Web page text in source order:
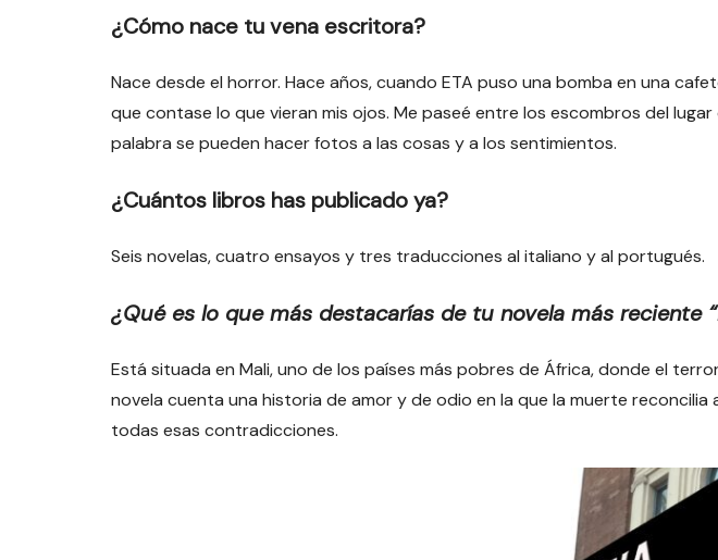
¿Cómo nace tu vena escritora?
Nace desde el horror. Hace años, cuando ETA puso una bomba en una
que contase lo que vieran mis ojos. Me paseé entre los escombros del
palabra se pueden hacer fotos a las cosas y a los sentimientos.
¿Cuántos libros has publicado ya?
Seis novelas, cuatro ensayos y tres traducciones al italiano y al portugués.
¿Qué es lo que más destacarías de tu novela más reciente
Está situada en Mali, uno de los países más pobres de África, donde el
novela cuenta una historia de amor y de odio en la que la muerte
todas esas contradicciones.